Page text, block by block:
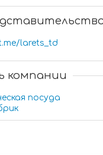
larets_td
компании
посуда
рубрик